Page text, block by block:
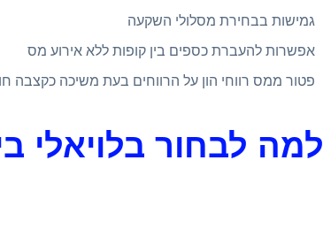
גמישות בבחירת מסלולי השקעה
אפשרות להעברת כספים בין קופות ללא אירוע מס
פטור ממס רווחי הון על הרווחים בעת משיכה כקצבה
למה לבחור בלויאלי